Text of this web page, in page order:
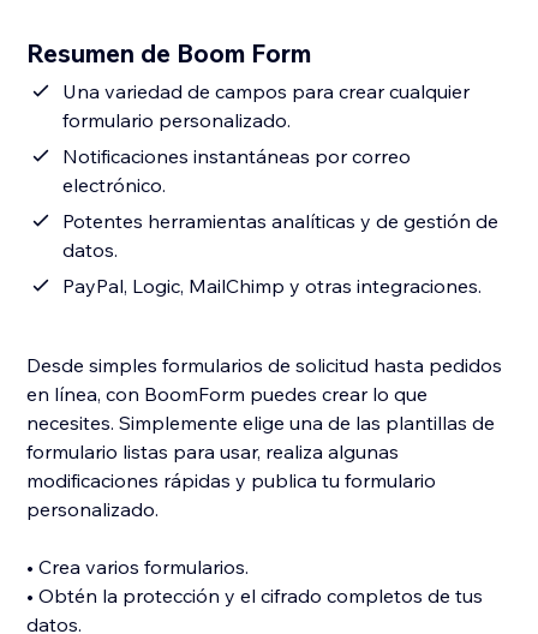
Resumen de Boom Form
Una variedad de campos para crear cualquier
formulario personalizado.
Notificaciones instantáneas por correo
electrónico.
Potentes herramientas analíticas y de gestión de
datos.
PayPal, Logic, MailChimp y otras integraciones.
Desde simples formularios de solicitud hasta pedidos
en línea, con BoomForm puedes crear lo que
necesites. Simplemente elige una de las plantillas de
formulario listas para usar, realiza algunas
modificaciones rápidas y publica tu formulario
personalizado.
• Crea varios formularios.
• Obtén la protección y el cifrado completos de tus
datos.